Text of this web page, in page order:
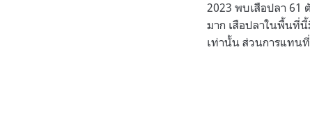
2023 พบเสือปลา 61
มาก เสือปลาในพื้นที่นี้
เท่านั้น ส่วนการแทน